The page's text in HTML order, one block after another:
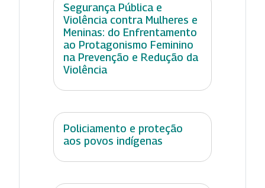
Segurança Pública e
Violência contra Mulheres e
Meninas: do Enfrentamento
ao Protagonismo Feminino
na Prevenção e Redução da
Violência
Policiamento e proteção
aos povos indígenas